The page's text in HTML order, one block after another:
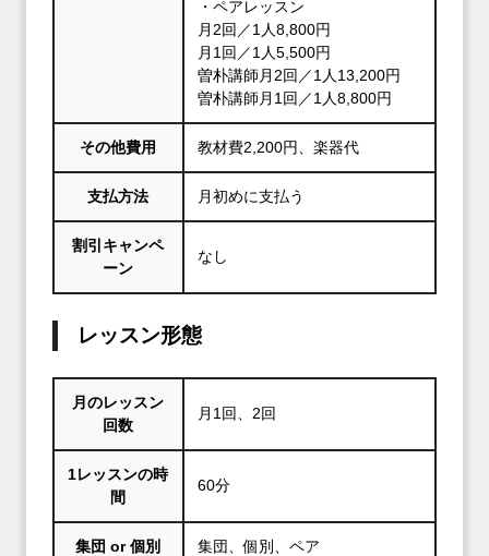
・ペアレッスン
月2回／1人8,800円
月1回／1人5,500円
曽朴講師月2回／1人13,200円
曽朴講師月1回／1人8,800円
その他費用 教材費2,200円、楽器代
支払方法 月初めに支払う
割引キャンペ
ーン
なし
レッスン形態
月のレッスン
回数
月1回、2回
1レッスンの時
間
60分
集団 or 個別 集団、個別、ペア